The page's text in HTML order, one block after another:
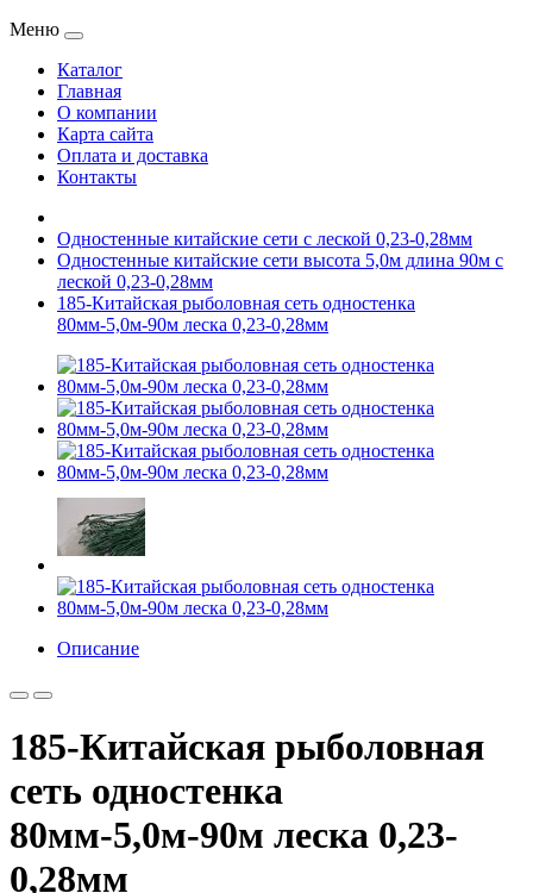
Меню
Каталог
Главная
О компании
Карта сайта
Оплата и доставка
Контакты
Одностенные китайские сети с леской 0,23-0,28мм
Одностенные китайские сети высота 5,0м длина 90м с
леской 0,23-0,28мм
185-Китайская рыболовная сеть одностенка
80мм-5,0м-90м леска 0,23-0,28мм
Описание
185-Китайская рыболовная
сеть одностенка
80мм-5,0м-90м леска 0,23-
0,28мм